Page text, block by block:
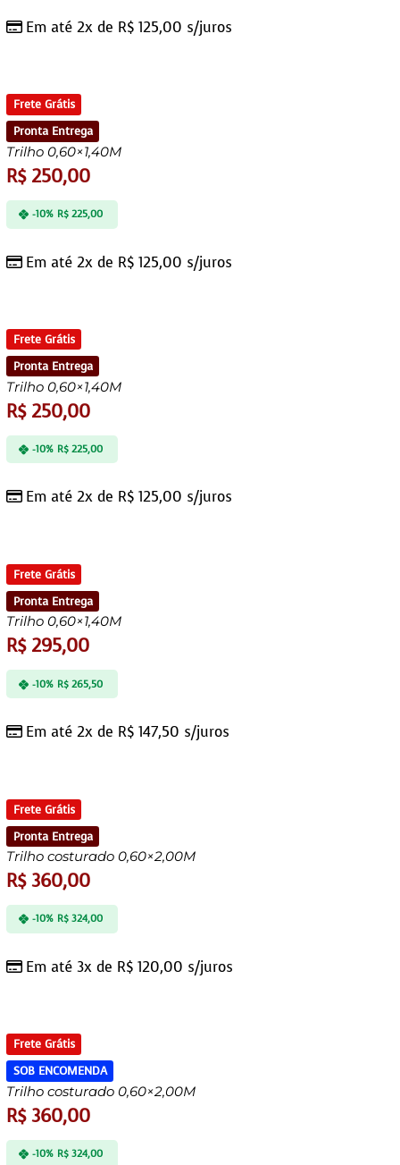
Em até 2x de R$ 125,00 s/juros
Frete Grátis
Pronta Entrega
Trilho 0,60×1,40M
R$250,00
Em até 2x de R$ 125,00 s/juros
-10% R$225,00
Frete Grátis
Pronta Entrega
Trilho 0,60×1,40M
R$250,00
Em até 2x de R$ 125,00 s/juros
-10% R$225,00
Frete Grátis
Pronta Entrega
Trilho 0,60×1,40M
R$295,00
Em até 2x de R$ 147,50 s/juros
-10% R$265,50
Frete Grátis
Pronta Entrega
Trilho costurado 0,60×2,00M
R$360,00
Em até 3x de R$ 120,00 s/juros
-10% R$324,00
Frete Grátis
SOB ENCOMENDA
Trilho costurado 0,60×2,00M
R$360,00
-10% R$324,00